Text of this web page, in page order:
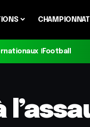
Football